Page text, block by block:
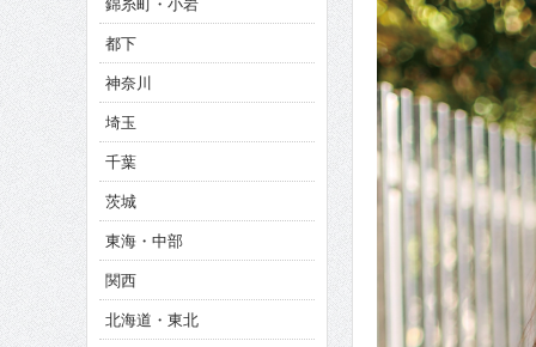
CINEMA×STYLE 285号
CINEMA×STYLE 294号
都下
神奈川
埼玉
千葉
茨城
東海・中部
関西
北海道・東北